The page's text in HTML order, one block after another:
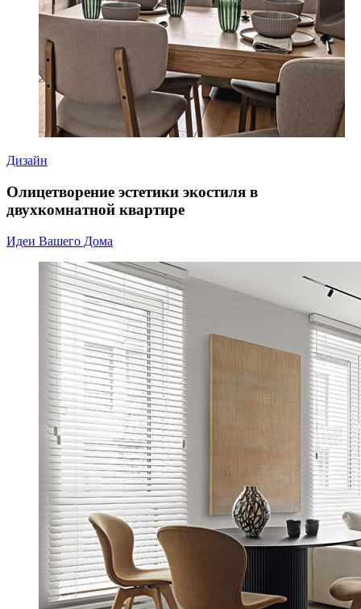
Дизайн
Олицетворение эстетики экостиля в
двухкомнатной квартире
Идеи Вашего Дома